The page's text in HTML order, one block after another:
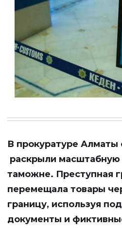
В прокуратуре Алматы
раскрыли масштабную
таможне. Преступная
перемещала товары
границу, используя
документы и